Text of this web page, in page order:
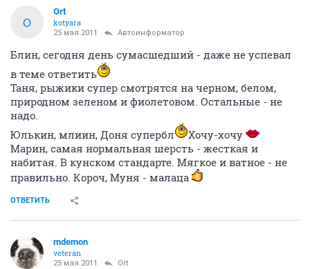
O
Ort
kotyara
25 мая 2011 Автоинформатор
Блин, сегодня день сумасшедший - даже не успевал
в теме ответить
Таня, рыжики супер смотрятся на черном, белом,
природном зеленом и фиолетовом. Остальные - не
надо.
Юлькин, млиин, Доня супербл
Хочу-хочу
Марин, самая нормальная шерсть - жесткая и
набитая. В кунском стандарте. Мягкое и ватное - не
правильно. Короч, Муня - малаца
ОТВЕТИТЬ
mdemon
veteran
25 мая 2011 Ort